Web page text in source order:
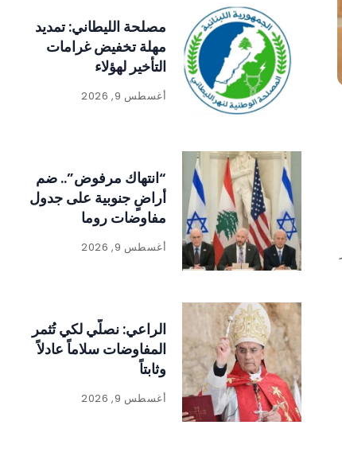
مصلحة الليطاني: تمديد
مهلة تخفيض غرامات
التأخير لهؤلاء
أغسطس 9, 2026
“انتهاك مرفوض”.. ضم
أراضٍ جنوبية على جدول
مفاوضات روما
أغسطس 9, 2026
الراعي: نصلّي لكي تُثمر
المفاوضات سلاماً عادلاً
وثابتاً
أغسطس 9, 2026